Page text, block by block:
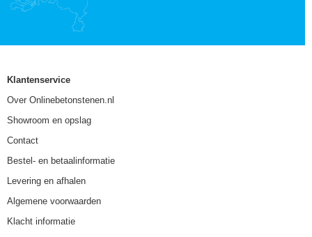
Klantenservice
Over Onlinebetonstenen.nl
Showroom en opslag
Contact
Bestel- en betaalinformatie
Levering en afhalen
Algemene voorwaarden
Klacht informatie